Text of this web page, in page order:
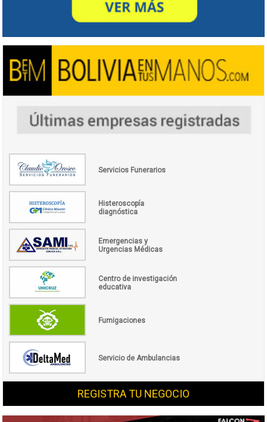
Servicios Funerarios
Histeroscopía
diagnóstica
Emergencias y
Urgencias Médicas
Centro de investigación
educativa
Fumigaciones
Servicio de Ambulancias
REGISTRA TU NEGOCIO